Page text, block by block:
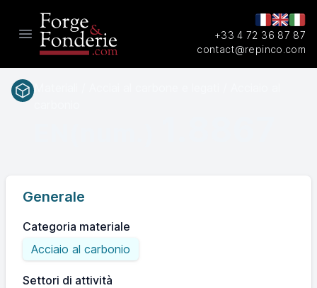
Open main menu
+33 4 72 36 87 87
contact@repinco.com
Generale
Categoria materiale
Acciaio al carbonio
Settori di attività